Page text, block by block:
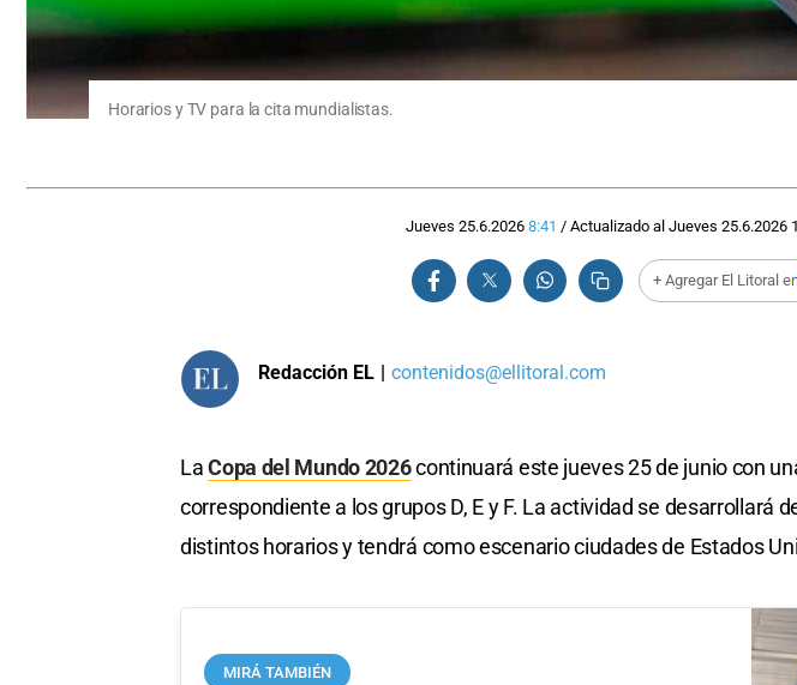
Horarios y TV para la cita mundialistas.
Jueves 25.6.2026 8:41 / Actualizado al Jueves 25.6.2026
+ Agregar El Litoral
Redacción EL | contenidos@ellitoral.com
LaCopa del Mundo 2026continuará este jueves 25 de junio con
correspondiente a los grupos D, E y F. La actividad se desarrollará
distintos horarios y tendrá como escenario ciudades de Estados
MIRÁ TAMBIÉN